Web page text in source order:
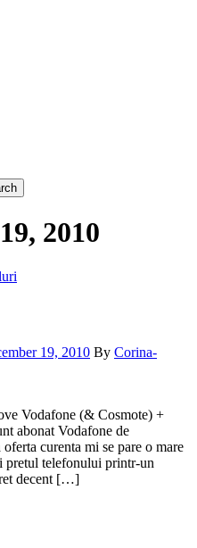
2010
19, 2010 By Corina-
Vodafone (& Cosmote) +
abonat Vodafone de
curenta mi se pare o mare
pretul telefonului printr-un
decent […]